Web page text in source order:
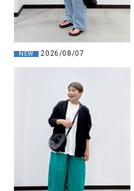
NEW 2026/08/07